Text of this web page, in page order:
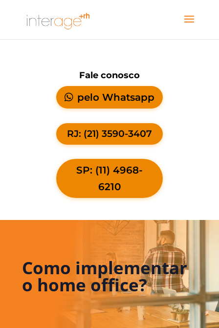
Fale conosco
pelo Whatsapp
RJ: (21) 3590-3407
SP: (11) 4968-
6210
Como implementar
o home office?